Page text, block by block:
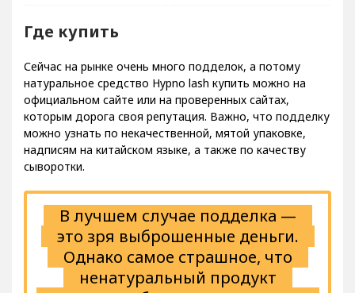
Где купить
Сейчас на рынке очень много подделок, а потому
натуральное средство Hypno lash купить можно на
официальном сайте или на проверенных сайтах,
которым дорога своя репутация. Важно, что подделку
можно узнать по некачественной, мятой упаковке,
надписям на китайском языке, а также по качеству
сыворотки.
В лучшем случае подделка —
это зря выброшенные деньги.
Однако самое страшное, что
ненатуральный продукт